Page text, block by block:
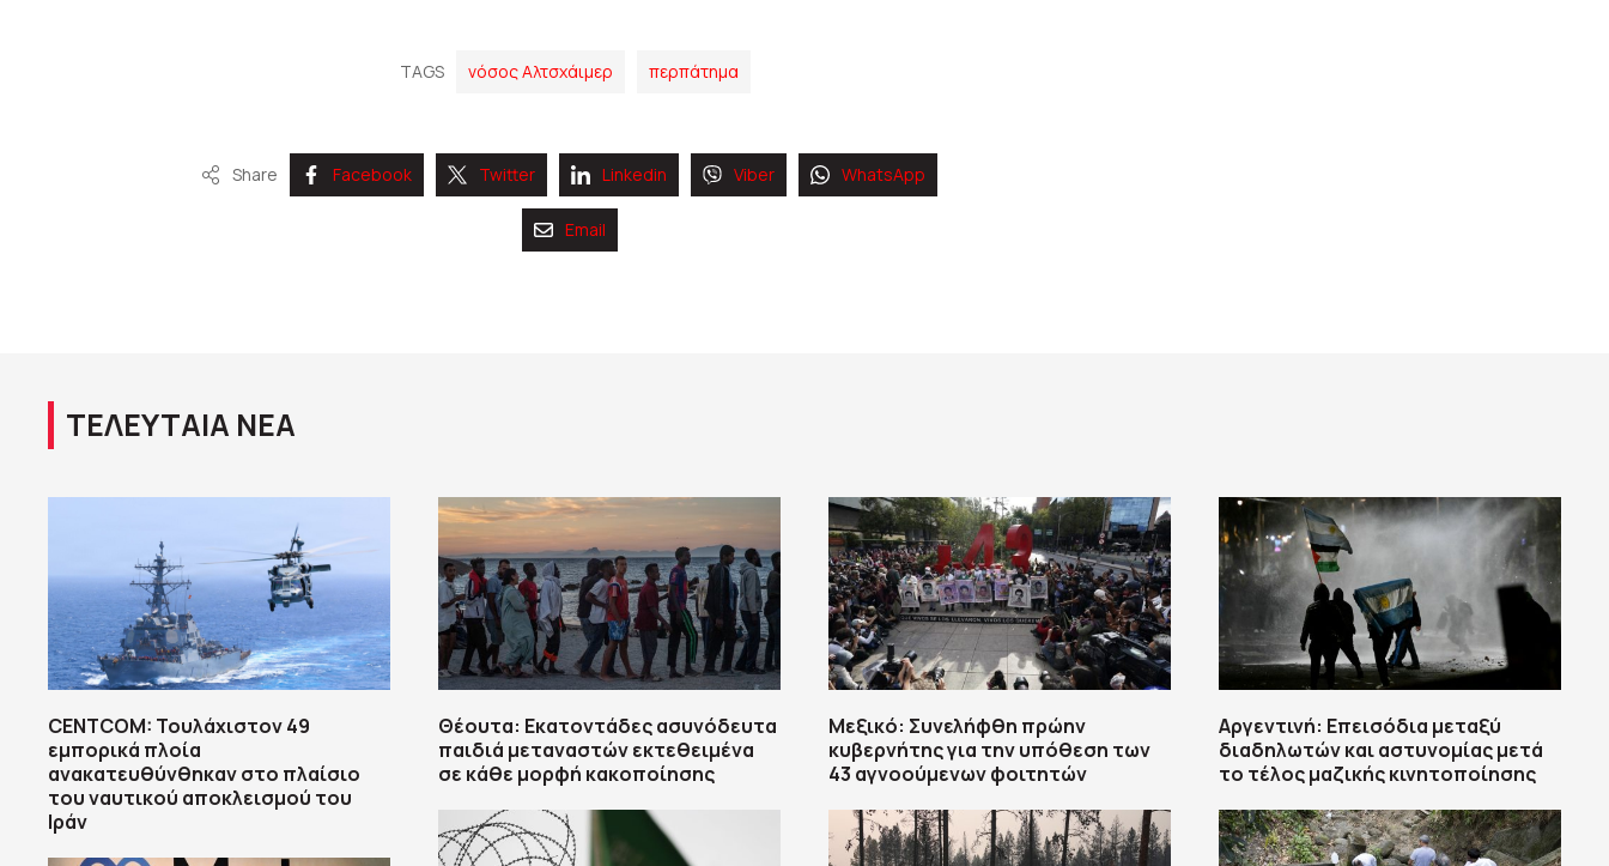
TAGS νόσος Αλτσχάιμερ περπάτηµα
Share Facebook Twitter Linkedin Viber WhatsApp
Email
ΤΕΛΕΥΤΑΙΑ ΝΕΑ
CENTCOM: Τουλάχιστον 49
εμπορικά πλοία
ανακατευθύνθηκαν στο πλαίσιο
του ναυτικού αποκλεισμού του
Ιράν
Θέουτα: Εκατοντάδες ασυνόδευτα
παιδιά μεταναστών εκτεθειμένα
σε κάθε μορφή κακοποίησης
Μεξικό: Συνελήφθη πρώην
κυβερνήτης για την υπόθεση των
43 αγνοούμενων φοιτητών
Αργεντινή: Επεισόδια μεταξύ
διαδηλωτών και αστυνομίας μετά
το τέλος μαζικής κινητοποίησης